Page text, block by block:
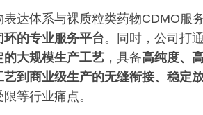
表达体系与裸质粒类药物CDMO服
的专业服务平台。同时，公司打
的大规模生产工艺 ，具备高纯度、
艺到商业级生产的无缝衔接、稳定
等行业痛点。